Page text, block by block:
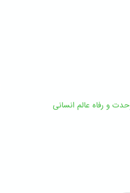
و رفاه عالم انسانی